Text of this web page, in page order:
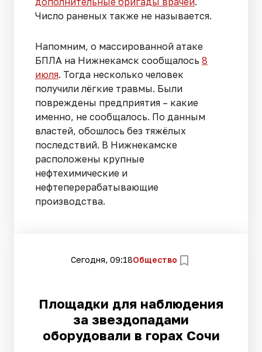
Число раненых также не называется.
Напомним, о массированной атаке
БПЛА на Нижнекамск сообщалось 8
июля. Тогда несколько человек
получили лёгкие травмы. Были
повреждены предприятия – какие
именно, не сообщалось. По данным
властей, обошлось без тяжёлых
последствий. В Нижнекамске
расположены крупные
нефтехимические и
нефтеперерабатывающие
производства.
Сегодня, 09:18Общество
Площадки для наблюдения
за звездопадами
оборудовали в горах Сочи